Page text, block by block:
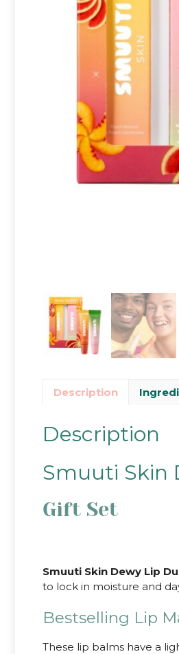
Description
Description
Smuuti Skin
Gift Set
Smuuti Skin Dewy Lip
to lock in moisture and
Bestselling Lip
These lip balms have a